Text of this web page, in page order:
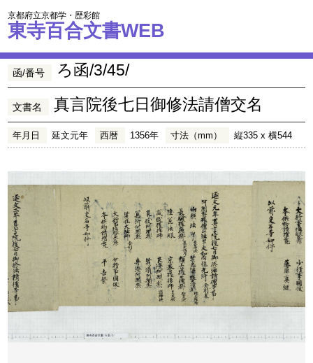
京都府立京都学・歴彩館
東寺百合文書WEB
函/番号 ろ函/3/45/
文書名 真言院後七日御修法請僧交名
年月日 延文元年 西暦 1356年 寸法（mm） 縦335 x 横544